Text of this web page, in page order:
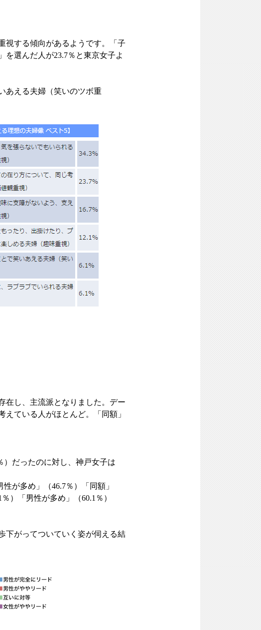
視する傾向があるようです。「子
選んだ人が23.7％と東京女子よ
あえる夫婦（笑いのツボ重
在し、主流派となりました。デー
ている人がほとんど。「同額」
）だったのに対し、神戸女子は
が多め」（46.7％）「同額」
）「男性が多め」（60.1％）
下がってついていく姿が伺える結